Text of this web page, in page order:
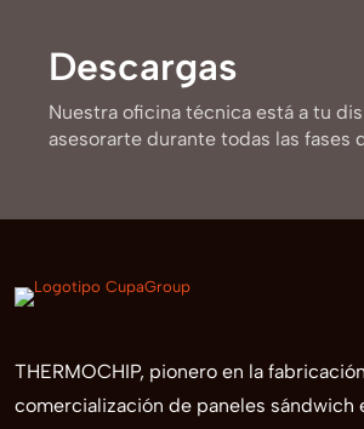
Descargas
Nuestra oficina técnica está a tu
asesorarte durante todas las fases
THERMOCHIP, pionero en la
comercialización de paneles sándwich